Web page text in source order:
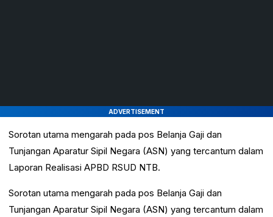
ADVERTISEMENT
Sorotan utama mengarah pada pos Belanja Gaji dan
Tunjangan Aparatur Sipil Negara (ASN) yang tercantum dalam
Laporan Realisasi APBD RSUD NTB.
Sorotan utama mengarah pada pos Belanja Gaji dan
Tunjangan Aparatur Sipil Negara (ASN) yang tercantum dalam